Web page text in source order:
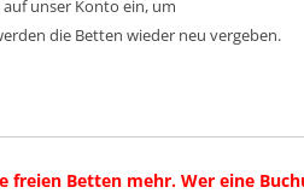
unser Konto ein, um
die Betten wieder neu vergeben.
Betten mehr. Wer eine